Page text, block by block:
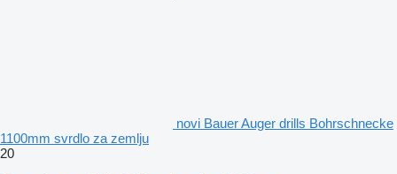
novi Bauer Auger drills Bohrschnecke
1100mm svrdlo za zemlju
20